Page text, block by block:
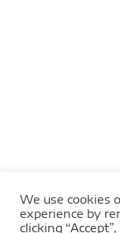
We use cookies
experience by
clicking
Nous utilisons des